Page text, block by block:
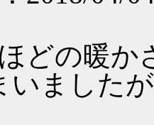
どの暖か
いました